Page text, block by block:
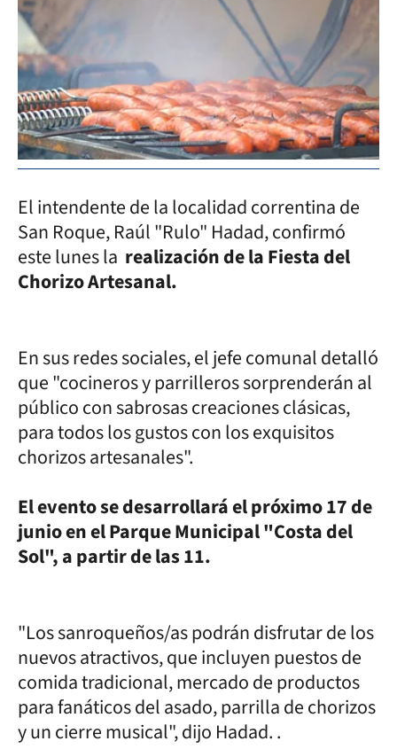
El intendente de la localidad correntina de
San Roque, Raúl "Rulo" Hadad, confirmó
este lunes la realización de la Fiesta del
Chorizo Artesanal.
En sus redes sociales, el jefe comunal detalló
que "cocineros y parrilleros sorprenderán al
público con sabrosas creaciones clásicas,
para todos los gustos con los exquisitos
chorizos artesanales".
El evento se desarrollará el próximo 17 de
junio en el Parque Municipal "Costa del
Sol", a partir de las 11.
"Los sanroqueños/as podrán disfrutar de los
nuevos atractivos, que incluyen puestos de
comida tradicional, mercado de productos
para fanáticos del asado, parrilla de chorizos
y un cierre musical", dijo Hadad. .